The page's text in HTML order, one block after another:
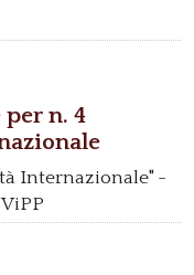
n. 4
Internazionale" -